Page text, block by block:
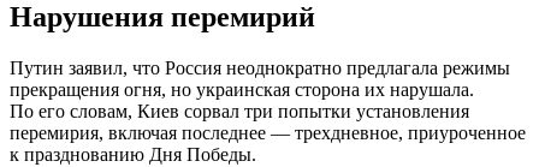
Нарушения перемирий
Путин заявил, что Россия неоднократно предлагала режимы
прекращения огня, но украинская сторона их нарушала.
По его словам, Киев сорвал три попытки установления
перемирия, включая последнее — трехдневное, приуроченное
к празднованию Дня Победы.